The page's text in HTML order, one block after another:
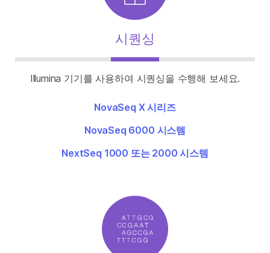
시퀀싱
Illumina 기기를 사용하여 시퀀싱을 수행해 보세요.
NovaSeq X 시리즈
NovaSeq 6000 시스템
NextSeq 1000 또는 2000 시스템